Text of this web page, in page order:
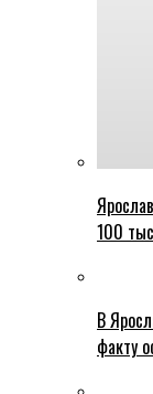
100
В
факту